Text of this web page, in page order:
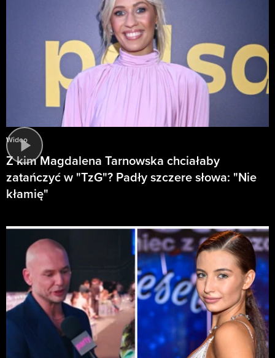
Wideo
Z kim Magdalena Tarnowska chciałaby
zatańczyć w "TzG"? Padły szczere słowa: "Nie
kłamię"